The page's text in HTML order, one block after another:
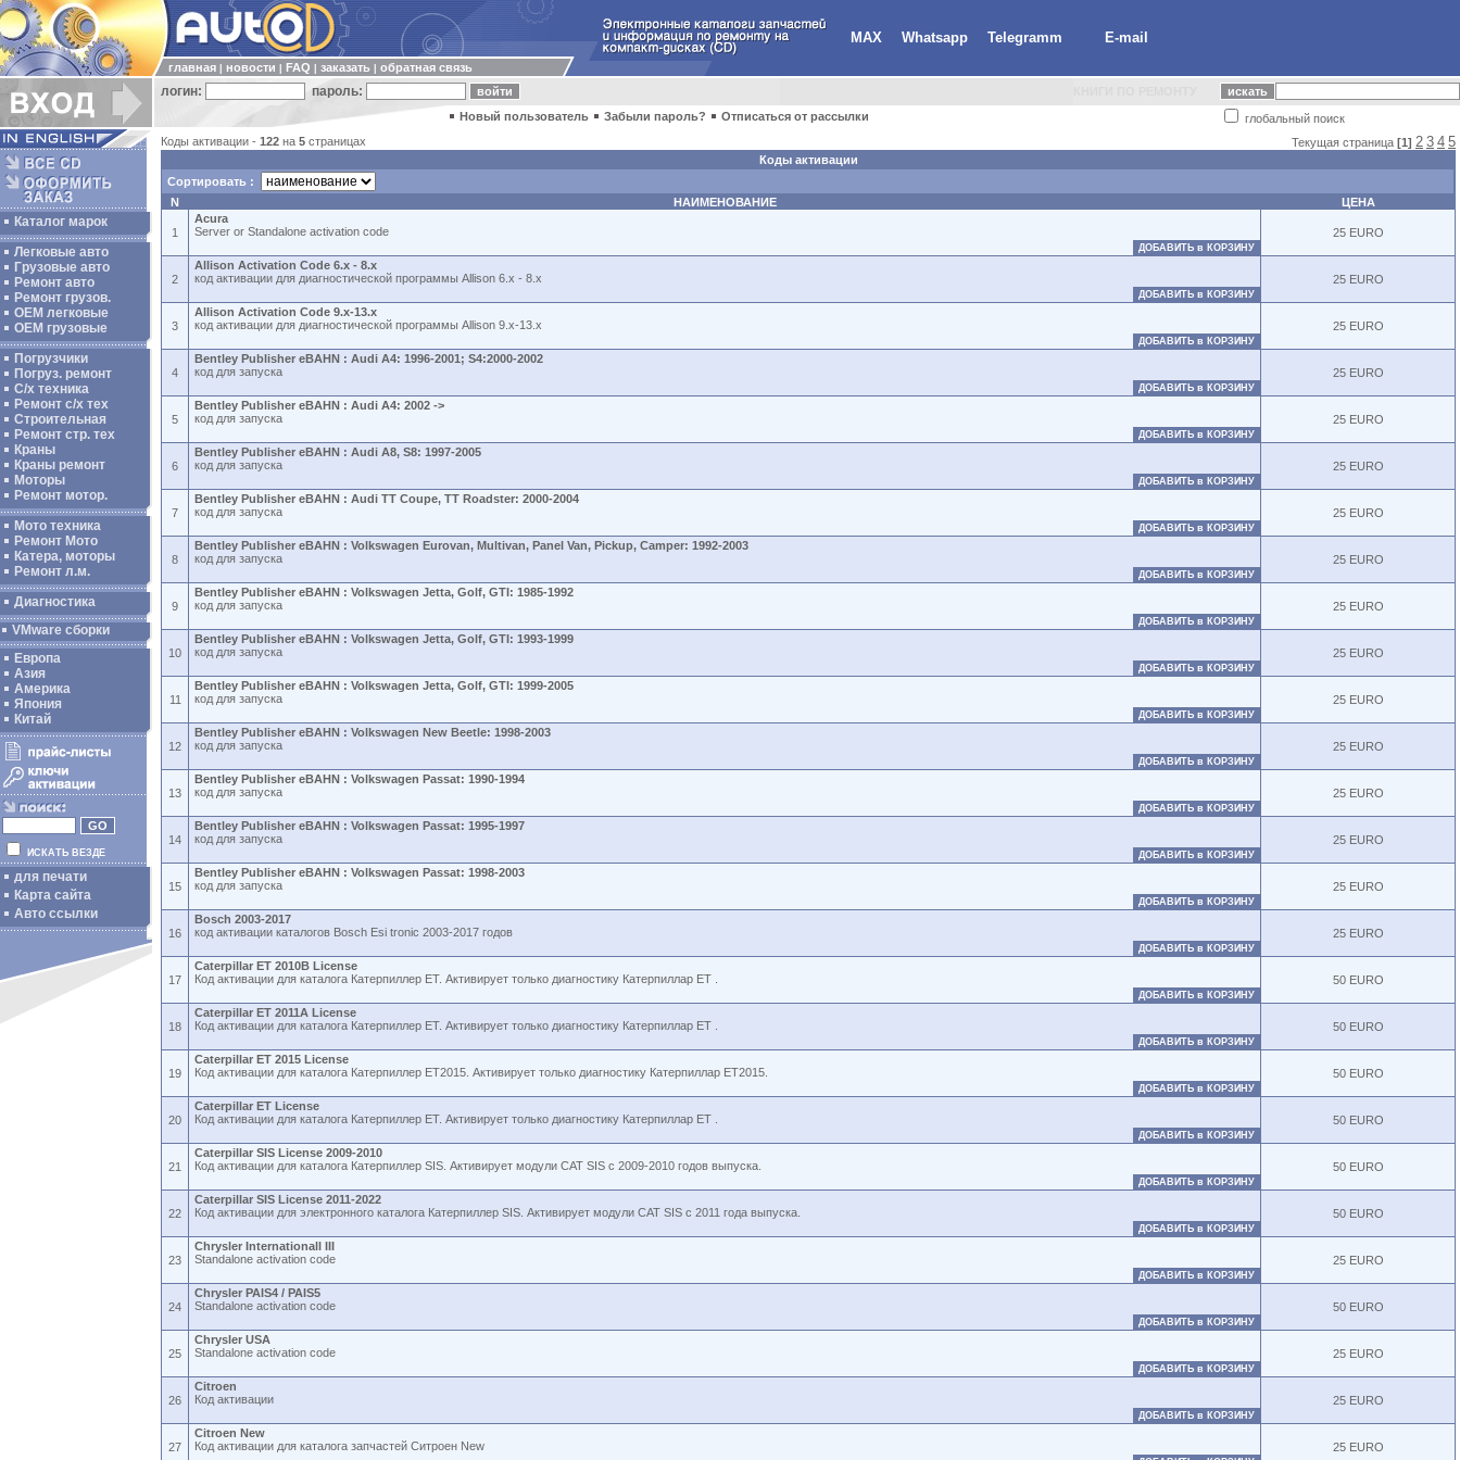
MAX Whatsapp Telegramm E-mail
главная новости FAQ заказать обратная связь
логин: пароль:
глобальный поиск
Новый пользователь Забыли пароль? Отписаться от рассылки
Каталог марок
Легковые авто
Грузовые авто
Ремонт авто
Ремонт грузов.
ОЕМ легковые
OEM грузовые
Погрузчики
Погруз. ремонт
С/х техника
Ремонт с/х тех
Строительная
Ремонт стр. тех
Краны
Краны ремонт
Моторы
Ремонт мотор.
Мото техника
Ремонт Мото
Катера, моторы
Ремонт л.м.
Диагностика
VMware сборки
Европа
Азия
Америка
Япония
Китай
ИСКАТЬ ВЕЗДЕ
для печати
Карта сайта
Авто ссылки
Коды активации - 122 на 5 страницах Текущая страница [1] 2 3 4 5
Коды активации
Сортировать :
N
НАИМЕНОВАНИЕ ЦЕНА
1
Acura
Server or Standalone activation code
ДОБАВИТЬ в КОРЗИНУ
25 EURO
2
Allison Activation Code 6.x - 8.x
код активации для диагностической программы Allison 6.x - 8.x
ДОБАВИТЬ в КОРЗИНУ
25 EURO
3
Allison Activation Code 9.x-13.x
код активации для диагностической программы Allison 9.x-13.x
ДОБАВИТЬ в КОРЗИНУ
25 EURO
4
Bentley Publisher eBAHN : Audi A4: 1996-2001; S4:2000-2002
код для запуска
ДОБАВИТЬ в КОРЗИНУ
25 EURO
5
Bentley Publisher eBAHN : Audi A4: 2002 ->
код для запуска
ДОБАВИТЬ в КОРЗИНУ
25 EURO
6
Bentley Publisher eBAHN : Audi A8, S8: 1997-2005
код для запуска
ДОБАВИТЬ в КОРЗИНУ
25 EURO
7
Bentley Publisher eBAHN : Audi TT Coupe, TT Roadster: 2000-2004
код для запуска
ДОБАВИТЬ в КОРЗИНУ
25 EURO
8
Bentley Publisher eBAHN : Volkswagen Eurovan, Multivan, Panel Van, Pickup, Camper: 1992-2003
код для запуска
ДОБАВИТЬ в КОРЗИНУ
25 EURO
9
Bentley Publisher eBAHN : Volkswagen Jetta, Golf, GTI: 1985-1992
код для запуска
ДОБАВИТЬ в КОРЗИНУ
25 EURO
10
Bentley Publisher eBAHN : Volkswagen Jetta, Golf, GTI: 1993-1999
код для запуска
ДОБАВИТЬ в КОРЗИНУ
25 EURO
11
Bentley Publisher eBAHN : Volkswagen Jetta, Golf, GTI: 1999-2005
код для запуска
ДОБАВИТЬ в КОРЗИНУ
25 EURO
12
Bentley Publisher eBAHN : Volkswagen New Beetle: 1998-2003
код для запуска
ДОБАВИТЬ в КОРЗИНУ
25 EURO
13
Bentley Publisher eBAHN : Volkswagen Passat: 1990-1994
код для запуска
ДОБАВИТЬ в КОРЗИНУ
25 EURO
14
Bentley Publisher eBAHN : Volkswagen Passat: 1995-1997
код для запуска
ДОБАВИТЬ в КОРЗИНУ
25 EURO
15
Bentley Publisher eBAHN : Volkswagen Passat: 1998-2003
код для запуска
ДОБАВИТЬ в КОРЗИНУ
25 EURO
16
Bosch 2003-2017
код активации каталогов Bosch Esi tronic 2003-2017 годов
ДОБАВИТЬ в КОРЗИНУ
25 EURO
17
Caterpillar ET 2010B License
Код активации для каталога Катерпиллер ET. Активирует только диагностику Катерпиллар ET .
ДОБАВИТЬ в КОРЗИНУ
50 EURO
18
Caterpillar ET 2011A License
Код активации для каталога Катерпиллер ET. Активирует только диагностику Катерпиллар ET .
ДОБАВИТЬ в КОРЗИНУ
50 EURO
19
Caterpillar ET 2015 License
Код активации для каталога Катерпиллер ET2015. Активирует только диагностику Катерпиллар ET2015.
ДОБАВИТЬ в КОРЗИНУ
50 EURO
20
Caterpillar ET License
Код активации для каталога Катерпиллер ET. Активирует только диагностику Катерпиллар ET .
ДОБАВИТЬ в КОРЗИНУ
50 EURO
21
Caterpillar SIS License 2009-2010
Код активации для каталога Катерпиллер SIS. Активирует модули CAT SIS c 2009-2010 годов выпуска.
ДОБАВИТЬ в КОРЗИНУ
50 EURO
22
Caterpillar SIS License 2011-2022
Код активации для электронного каталога Катерпиллер SIS. Активирует модули CAT SIS c 2011 года выпуска.
ДОБАВИТЬ в КОРЗИНУ
50 EURO
23
Chrysler Internationall III
Standalone activation code
ДОБАВИТЬ в КОРЗИНУ
25 EURO
24
Chrysler PAIS4 / PAIS5
Standalone activation code
ДОБАВИТЬ в КОРЗИНУ
50 EURO
25
Chrysler USA
Standalone activation code
ДОБАВИТЬ в КОРЗИНУ
25 EURO
26
Citroen
Код активации
ДОБАВИТЬ в КОРЗИНУ
25 EURO
27
Citroen New
Код активации для каталога запчастей Ситроен New
25 EURO